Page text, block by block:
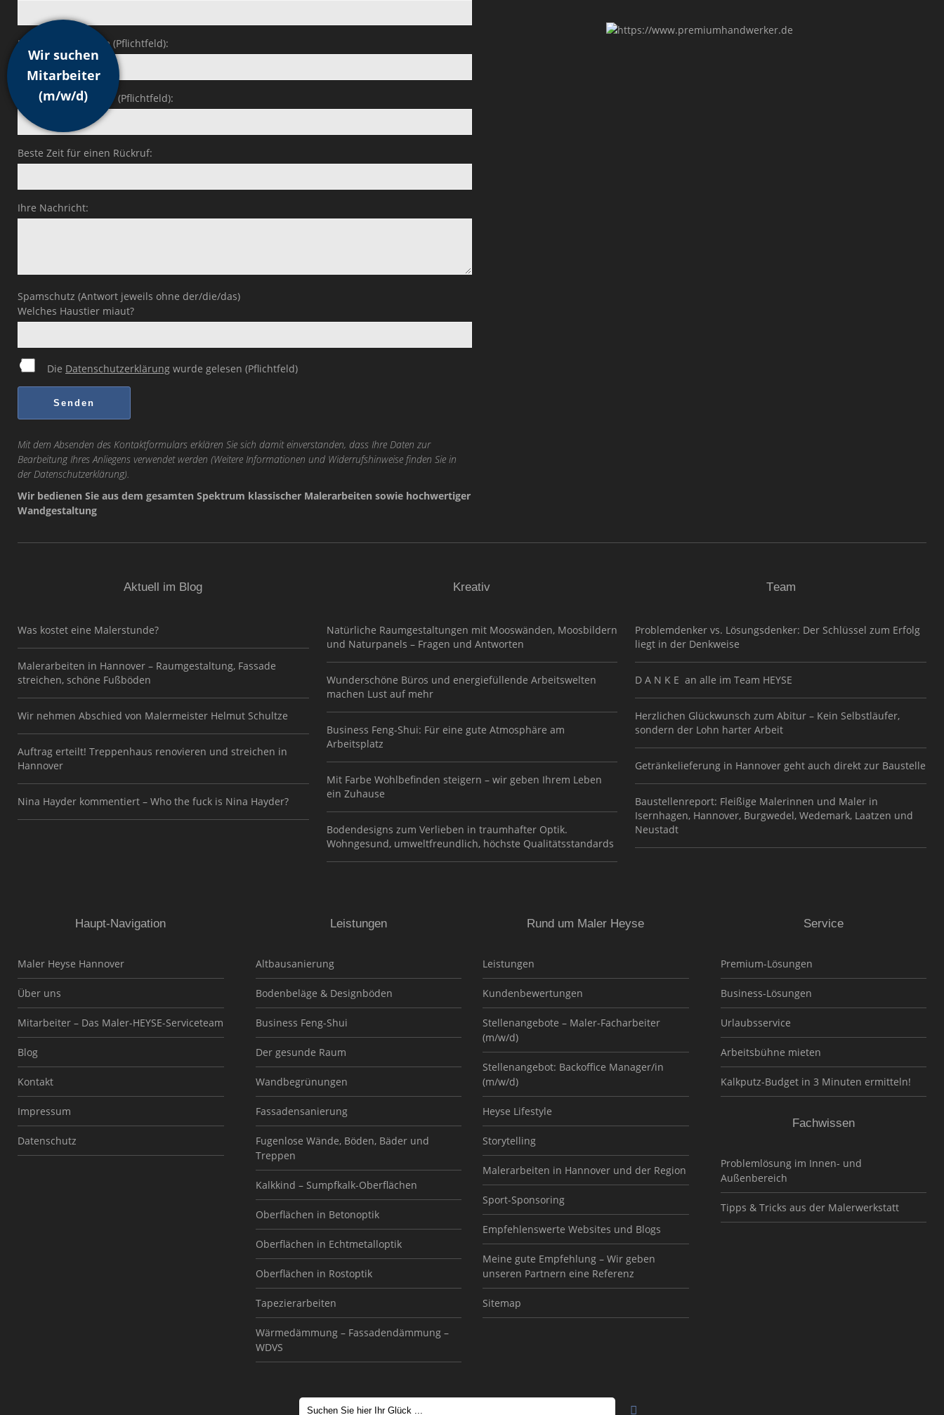
Wir suchen
Mitarbeiter
(m/w/d)
Ihre E-Mail-Adresse (Pflichtfeld):
Ihre Telefonnummer (Pflichtfeld):
Beste Zeit für einen Rückruf:
Ihre Nachricht:
Spamschutz (Antwort jeweils ohne der/die/das)
Welches Haustier miaut?
Die Datenschutzerklärung wurde gelesen (Pflichtfeld)
Mit dem Absenden des Kontaktformulars erklären Sie sich damit einverstanden, dass Ihre Daten zur
Bearbeitung Ihres Anliegens verwendet werden (Weitere Informationen und Widerrufshinweise finden Sie in
der Datenschutzerklärung).
Wir bedienen Sie aus dem gesamten Spektrum klassischer Malerarbeiten sowie hochwertiger
Wandgestaltung
Aktuell im Blog
Was kostet eine Malerstunde?
Malerarbeiten in Hannover – Raumgestaltung, Fassade
streichen, schöne Fußböden
Wir nehmen Abschied von Malermeister Helmut Schultze
Auftrag erteilt! Treppenhaus renovieren und streichen in
Hannover
Nina Hayder kommentiert – Who the fuck is Nina Hayder?
Kreativ
Natürliche Raumgestaltungen mit Mooswänden, Moosbildern
und Naturpanels – Fragen und Antworten
Wunderschöne Büros und energiefüllende Arbeitswelten
machen Lust auf mehr
Business Feng-Shui: Für eine gute Atmosphäre am
Arbeitsplatz
Mit Farbe Wohlbefinden steigern – wir geben Ihrem Leben
ein Zuhause
Bodendesigns zum Verlieben in traumhafter Optik.
Wohngesund, umweltfreundlich, höchste Qualitätsstandards
Team
Problemdenker vs. Lösungsdenker: Der Schlüssel zum Erfolg
liegt in der Denkweise
D A N K E an alle im Team HEYSE
Herzlichen Glückwunsch zum Abitur – Kein Selbstläufer,
sondern der Lohn harter Arbeit
Getränkelieferung in Hannover geht auch direkt zur Baustelle
Baustellenreport: Fleißige Malerinnen und Maler in
Isernhagen, Hannover, Burgwedel, Wedemark, Laatzen und
Neustadt
Haupt-Navigation
Maler Heyse Hannover
Über uns
Mitarbeiter – Das Maler-HEYSE-Serviceteam
Blog
Kontakt
Impressum
Datenschutz
Leistungen
Altbausanierung
Bodenbeläge & Designböden
Business Feng-Shui
Der gesunde Raum
Wandbegrünungen
Fassadensanierung
Fugenlose Wände, Böden, Bäder und
Treppen
Kalkkind – Sumpfkalk-Oberflächen
Oberflächen in Betonoptik
Oberflächen in Echtmetalloptik
Oberflächen in Rostoptik
Tapezierarbeiten
Wärmedämmung – Fassadendämmung –
WDVS
Rund um Maler Heyse
Leistungen
Kundenbewertungen
Stellenangebote – Maler-Facharbeiter
(m/w/d)
Stellenangebot: Backoffice Manager/in
(m/w/d)
Heyse Lifestyle
Storytelling
Malerarbeiten in Hannover und der Region
Sport-Sponsoring
Empfehlenswerte Websites und Blogs
Meine gute Empfehlung – Wir geben
unseren Partnern eine Referenz
Sitemap
Service
Premium-Lösungen
Business-Lösungen
Urlaubsservice
Arbeitsbühne mieten
Kalkputz-Budget in 3 Minuten ermitteln!
Fachwissen
Problemlösung im Innen- und
Außenbereich
Tipps & Tricks aus der Malerwerkstatt